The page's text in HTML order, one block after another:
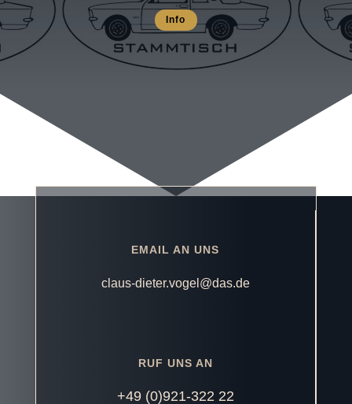
Info
EMAIL AN UNS
claus-dieter.vogel@das.de
RUF UNS AN
+49 (0)921-322 22